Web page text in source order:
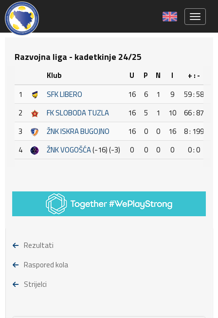
Razvojna liga - kadetkinje 24/25
Klub U P N I + : -
1
SFK LIBERO 16 6 1 9 59 : 58
2
FK SLOBODA TUZLA 16 5 1 10 66 : 87
3
ŽNK ISKRA BUGOJNO 16 0 0 16 8 : 199
4
ŽNK VOGOŠĆA(-16) (-3) 0 0 0 0 0 : 0
Rezultati
Raspored kola
Strijelci